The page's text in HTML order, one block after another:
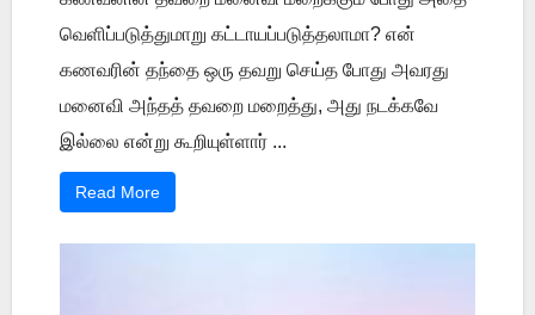
வெளிப்படுத்துமாறு கட்டாயப்படுத்தலாமா? என்
கணவரின் தந்தை ஒரு தவறு செய்த போது அவரது
மனைவி அந்தத் தவறை மறைத்து, அது நடக்கவே
இல்லை என்று கூறியுள்ளார் ...
Read More